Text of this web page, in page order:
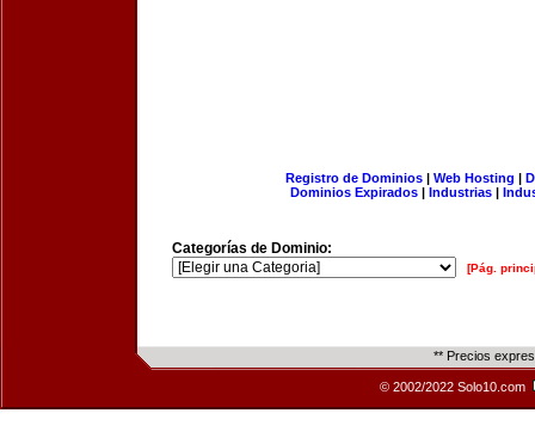
Registro de Dominios| Web Hosting |
Dominios Expirados | Industrias |
Categorías de Dominio:
[Pág.
** Precios
© 2002/2022 Solo10.com